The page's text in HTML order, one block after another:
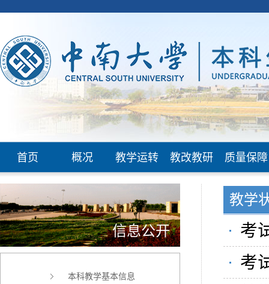
首页 概况 教学运转 教改教研 质量保障
信息公开
本科教学基本信息
教学
考
考